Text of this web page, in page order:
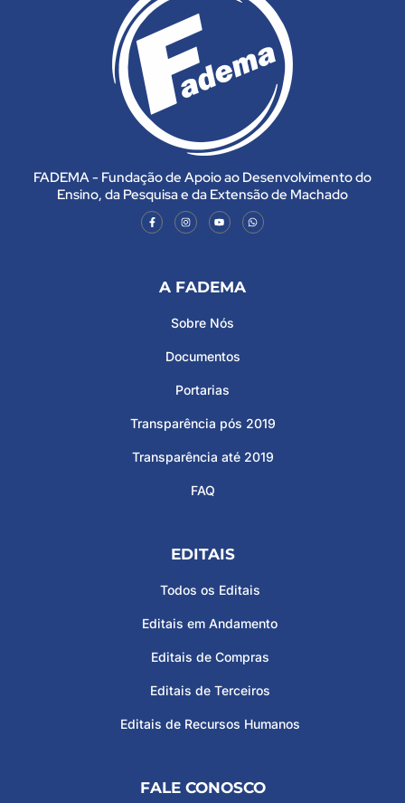
FADEMA - Fundação de Apoio ao Desenvolvimento do
Ensino, da Pesquisa e da Extensão de Machado
A FADEMA
Sobre Nós
Documentos
Portarias
Transparência pós 2019
Transparência até 2019
FAQ
EDITAIS
Todos os Editais
Editais em Andamento
Editais de Compras
Editais de Terceiros
Editais de Recursos Humanos
FALE CONOSCO